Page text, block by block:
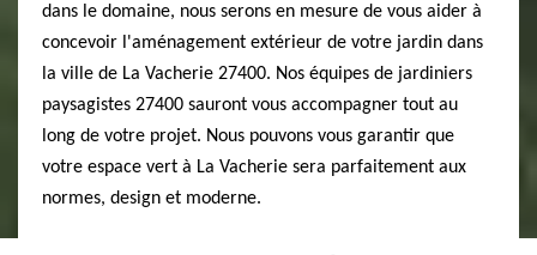
dans le domaine, nous serons en mesure de vous aider à
concevoir l'aménagement extérieur de votre jardin dans
la ville de La Vacherie 27400. Nos équipes de jardiniers
paysagistes 27400 sauront vous accompagner tout au
long de votre projet. Nous pouvons vous garantir que
votre espace vert à La Vacherie sera parfaitement aux
normes, design et moderne.